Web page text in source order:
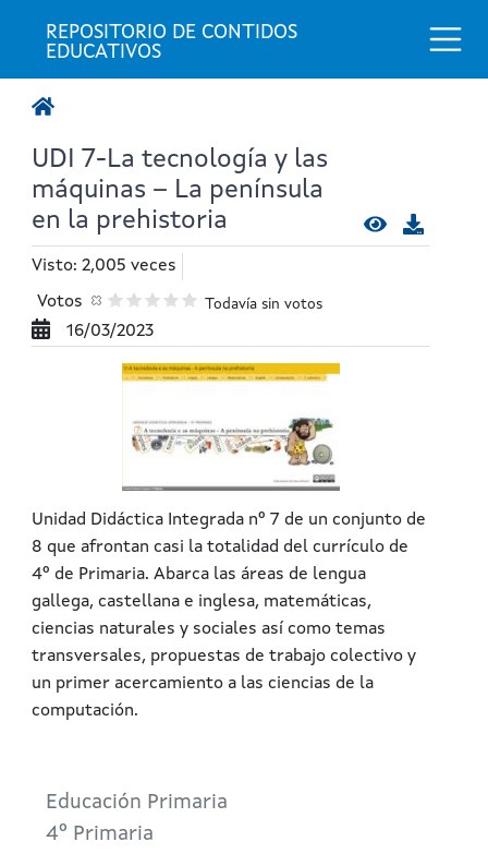
REPOSITORIO DE CONTIDOS
EDUCATIVOS
UDI 7-La tecnología y las
máquinas – La península
en la prehistoria
Visto: 2,005 veces
Votos Todavía sin votos
16/03/2023
Unidad Didáctica Integrada nº 7 de un conjunto de
8 que afrontan casi la totalidad del currículo de
4º de Primaria. Abarca las áreas de lengua
gallega, castellana e inglesa, matemáticas,
ciencias naturales y sociales así como temas
transversales, propuestas de trabajo colectivo y
un primer acercamiento a las ciencias de la
computación.
Educación Primaria
4º Primaria